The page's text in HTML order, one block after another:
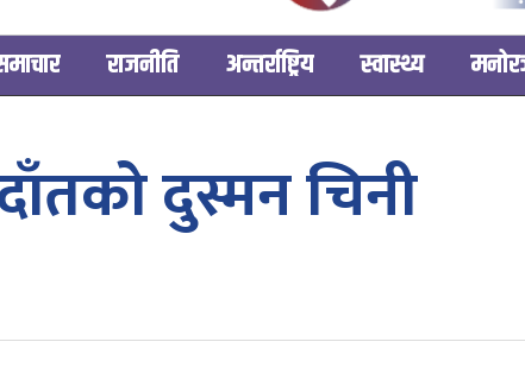
राजनीति अन्तर्राष्ट्रिय स्वास्थ्य
दुस्मन चिनी